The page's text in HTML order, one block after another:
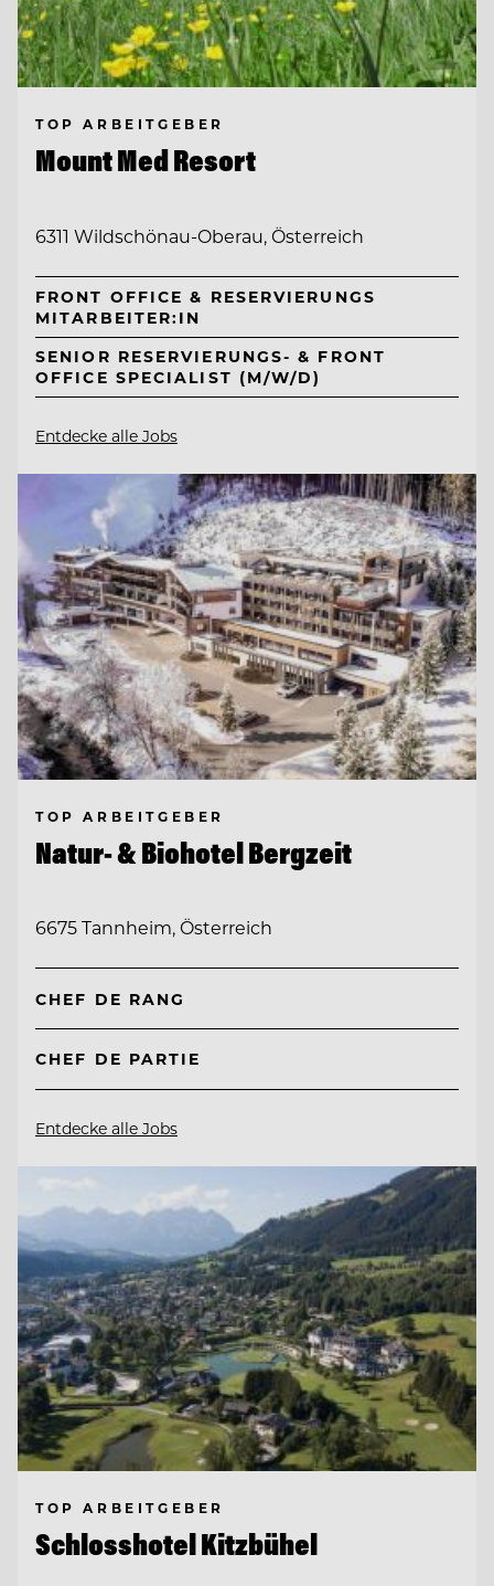
TOP ARBEITGEBER
Mount Med Resort
6311 Wildschönau-Oberau, Österreich
FRONT OFFICE & RESERVIERUNGS
MITARBEITER:IN
SENIOR RESERVIERUNGS- & FRONT
OFFICE SPECIALIST (M/W/D)
Entdecke alle Jobs
TOP ARBEITGEBER
Natur- & Biohotel Bergzeit
6675 Tannheim, Österreich
CHEF DE RANG
CHEF DE PARTIE
Entdecke alle Jobs
TOP ARBEITGEBER
Schlosshotel Kitzbühel